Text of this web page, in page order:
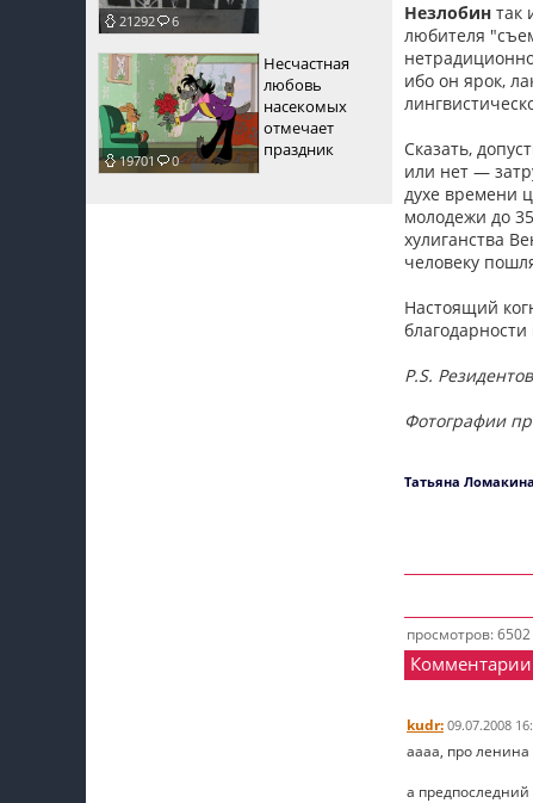
21292 6
19701 0
Несчастная
любовь
насекомых
отмечает
праздник
Незлобин так
любителя
ибо он ярок,
Сказать,
или нет —
духе времени
молодежи до
хулиганства
человеку
Настоящий
P.S.
Фотографии
Татьяна
просмотров:
Комментарии
kudr: 09.07.2008
аааа, про
а предпоследний